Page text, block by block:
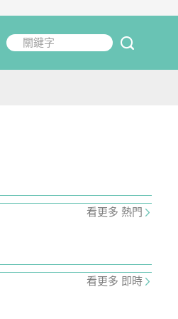
關鍵字
看更多 熱門
看更多 即時